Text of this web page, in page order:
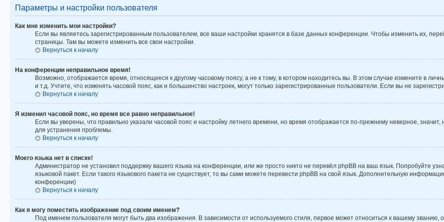
Параметры и настройки пользователя
Как мне изменить мои настройки?
Если вы являетесь зарегистрированным пользователем, все ваши настройки хранятся в базе данных конференции. Чтобы изменить их,
страницы. Там вы можете изменить все свои настройки.
Вернуться к началу
На конференции неправильное время!
Возможно, отображается время, относящееся к другому часовому поясу, а не к тому, в котором находитесь вы. В этом случае измените в
и т.д. Учтите, что изменять часовой пояс, как и большинство настроек, могут только зарегистрированные пользователи. Если вы не
Вернуться к началу
Я изменил часовой пояс, но время все равно неправильное!
Если вы уверены, что правильно указали часовой пояс и настройку летнего времени, но время отображается по-прежнему неверное,
для устранения проблемы.
Вернуться к началу
Моего языка нет в списке!
Администратор не установил поддержку вашего языка на конференции, или же просто никто не перевёл phpBB на ваш язык. Попробуйте
языковой пакет. Если такого языкового пакета не существует, то вы сами можете перевести phpBB на свой язык. Дополнительную
конференции)
Вернуться к началу
Как я могу поместить изображение под своим именем?
Под именем пользователя могут быть два изображения. В зависимости от используемого стиля, первое может относиться к вашему званию,